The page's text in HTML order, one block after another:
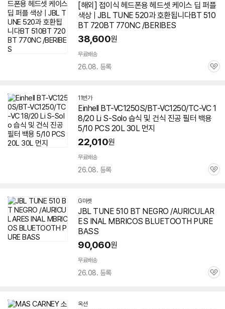
[해외] 접이식 헤드폰용 헤드셋 케이스 딥 퍼플
색상 | JBL TUNE 520과 호환됩니다BT 510
BT 720BT 770NC /BERIBES
38,600원
무료배송
26.08. 등록
관
11번가
Einhell BT-VC1250S/BT-VC1250/TC-VC 1
8/20 Li S-Solo 습식 및 건식 진공 필터 백용
5/10 PCS 20L 30L 먼지
22,010원
무료배송
26.08. 등록
관
G마켓
JBL TUNE 510 BT NEGRO /AURICULAR
ES INAL MBRICOS BLUETOOTH PURE
BASS
90,060원
무료배송
26.08. 등록
관
옥션